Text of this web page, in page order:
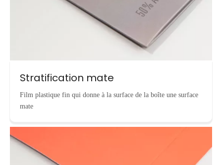
Stratification mate
Film plastique fin qui donne à la surface de la boîte une surface
mate